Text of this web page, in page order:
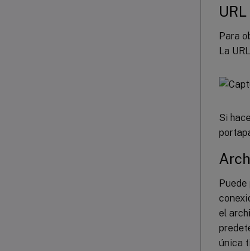
Para
La
Si
el
única